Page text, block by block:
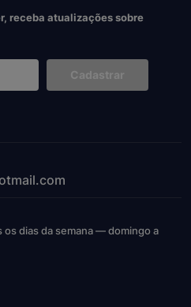
receba atualizações sobre
Cadastrar
dias da semana — domingo a